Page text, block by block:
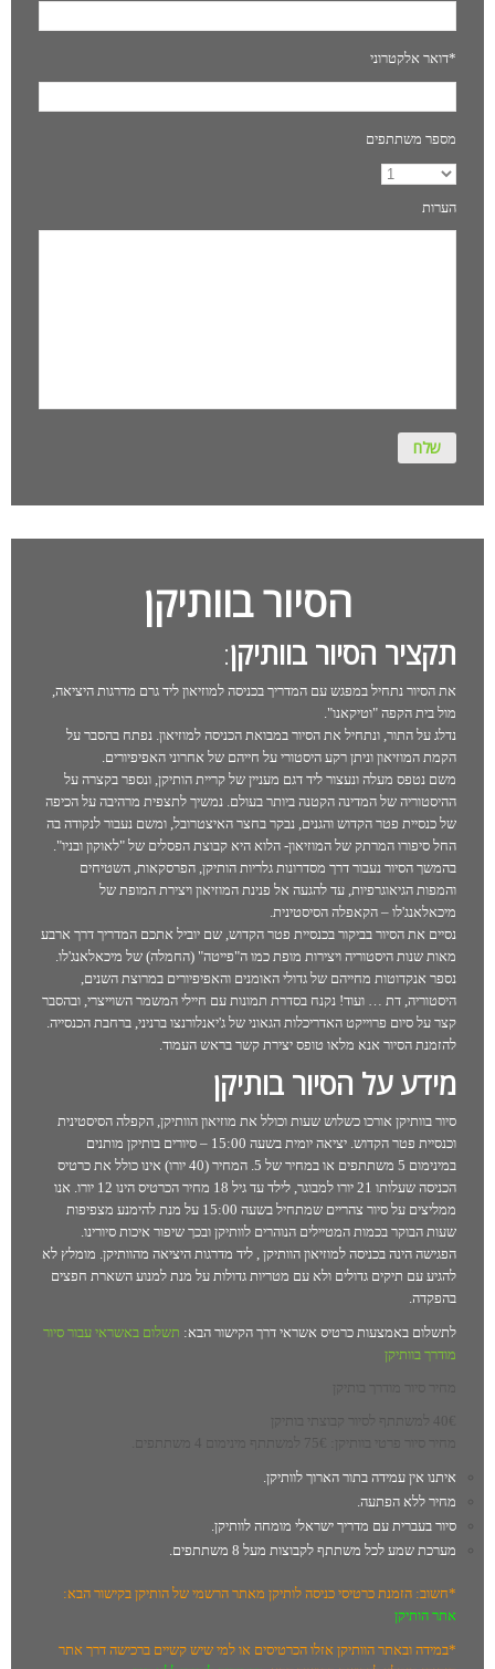
דואר אלקטרוני*
מספר משתתפים
הערות
הסיור בוותיקן
תקציר הסיור בוותיקן:
את הסיור נתחיל במפגש עם המדריך בכניסה למוזיאון ליד גרם מדרגות היציאה,
מול בית הקפה "וטיקאנו".
נדלג על התור, ונתחיל את הסיור במבואת הכניסה למוזיאון. נפתח בהסבר על
הקמת המוזיאון וניתן רקע היסטורי על חייהם של אחרוני האפיפיורים.
משם נטפס מעלה ונעצור ליד דגם מעניין של קריית הותיקן, ונספר בקצרה על
ההיסטוריה של המדינה הקטנה ביותר בעולם. נמשיך לתצפית מרהיבה על הכיפה
של כנסיית פטר הקדוש והגנים, נבקר בחצר האיצטרובל, ומשם נעבור לנקודה בה
החל סיפורו המרתק של המוזיאון- הלוא היא קבוצת הפסלים של "לאוקון ובניו".
בהמשך הסיור נעבור דרך מסדרונות גלריות הותיקן, הפרסקאות, השטיחים
והמפות הגיאוגרפיות, עד להגעה אל פנינת המוזיאון ויצירת המופת של
מיכאלאנג'לו – הקאפלה הסיסטינית.
נסיים את הסיור בביקור בכנסיית פטר הקדוש, שם יוביל אתכם המדריך דרך ארבע
מאות שנות היסטוריה ויצירות מופת כמו ה"פייטה" (החמלה) של מיכאלאנג'לו.
נספר אנקדוטות מחייהם של גדולי האומנים והאפיפיורים במרוצת השנים,
היסטוריה, דת … ועוד! נקנח בסדרת תמונות עם חיילי המשמר השוייצרי, ובהסבר
קצר על סיום פרוייקט האדריכלות הגאוני של ג'יאנלורנצו ברניני, ברחבת הכנסייה.
להזמנת הסיור אנא מלאו טופס יצירת קשר בראש העמוד.
מידע על הסיור בותיקן
סיור בוותיקן אורכו כשלוש שעות וכולל את מוזיאון הוותיקן, הקפלה הסיסטינית
וכנסיית פטר הקדוש. יציאה יומית בשעה 15:00 – סיורים בותיקן מותנים
במינימום 5 משתתפים או במחיר של 5. המחיר (40 יורו) אינו כולל את כרטיס
הכניסה שעלותו 21 יורו למבוגר, לילד עד גיל 18 מחיר הכרטיס הינו 12 יורו. אנו
ממליצים על סיור צהריים שמתחיל בשעה 15:00 על מנת להימנע מצפיפות
שעות הבוקר בכמות המטיילים הנוהרים לוותיקן ובכך שיפור איכות סיורינו.
הפגישה הינה בכניסה למוזיאון הוותיקן , ליד מדרגות היציאה מהוותיקן. מומלץ לא
להגיע עם תיקים גדולים ולא עם מטריות גדולות על מנת למנוע השארת חפצים
בהפקדה.
לתשלום באמצעות כרטיס אשראי דרך הקישור הבא: תשלום באשראי עבור סיור
מודרך בוותיקן
מחיר סיור מודרך בותיקן
40€ למשתתף לסיור קבוצתי בותיקן
מחיר סיור פרטי בוותיקן: 75€ למשתתף מינימום 4 משתתפים.
איתנו אין עמידה בתור הארוך לוותיקן.
מחיר ללא הפתעה.
סיור בעברית עם מדריך ישראלי מומחה לוותיקן.
מערכת שמע לכל משתתף לקבוצות מעל 8 משתתפים.
*חשוב: הזמנת כרטיסי כניסה לותיקן מאתר הרשמי של הותיקן בקישור הבא:
אתר הותיקן
*במידה ובאתר הוותיקן אזלו הכרטיסים או למי שיש קשיים ברכישה דרך אתר